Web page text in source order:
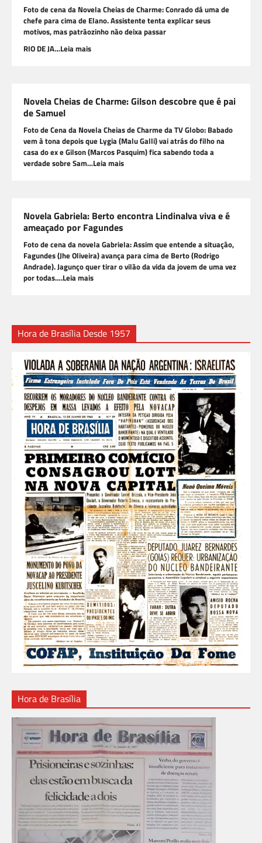
Foto de cena da Novela Cheias de Charme: Conrado dá uma de
chefe para cima de Elano. Assistente tenta explicar seus
motivos, mas patrãozinho não deixa passar
RIO DE JA…Leia mais
Novela Cheias de Charme: Gilson descobre que é pai
de Samuel
Foto de Cena da Novela Cheias de Charme da TV Globo: Babado
vem à tona depois que Lygia (Malu Galli) vai atrás do filho na
casa do ex e Gilson (Marcos Pasquim) fica sabendo toda a
verdade sobre Sam…Leia mais
Novela Gabriela: Berto encontra Lindinalva viva e é
ameaçado por Fagundes
Foto de cena da novela Gabriela: Assim que entende a situação,
Fagundes (Jhe Oliveira) avança para cima de Berto (Rodrigo
Andrade). Jagunço quer tirar o vilão da vida da jovem de uma vez
por todas….Leia mais
Hora de Brasília Desde 1957
Hora de Brasília